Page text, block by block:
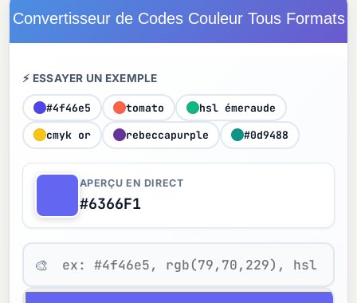
Convertisseur de Codes Couleur Tous Formats
⚡ ESSAYER UN EXEMPLE
#4f46e5 tomato hsl émeraude
cmyk or rebeccapurple #0d9488
APERÇU EN DIRECT
#6366F1
🎨